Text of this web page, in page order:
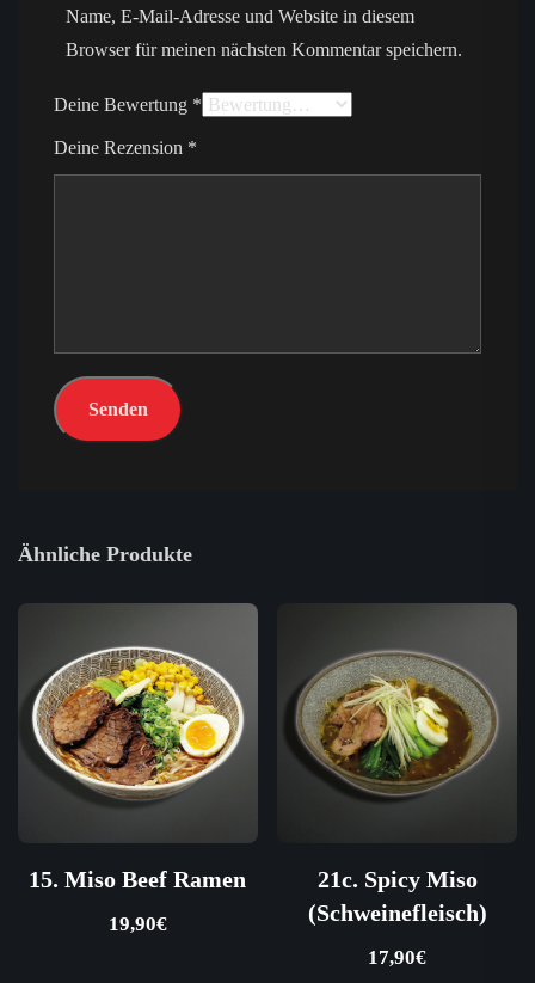
Name, E-Mail-Adresse und Website in diesem
Browser für meinen nächsten Kommentar speichern.
Deine Bewertung *
Deine Rezension *
Ähnliche Produkte
15. Miso Beef Ramen
19,90€
21c. Spicy Miso
(Schweinefleisch)
17,90€